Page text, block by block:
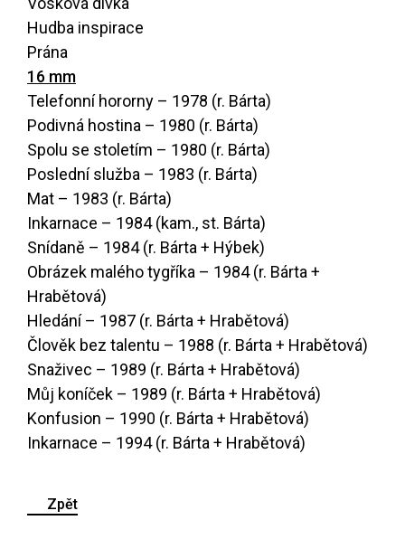
Hudba inspirace
Prána
16 mm
Telefonní hororny – 1978 (r. Bárta)
Podivná hostina – 1980 (r. Bárta)
Spolu se stoletím – 1980 (r. Bárta)
Poslední služba – 1983 (r. Bárta)
Mat – 1983 (r. Bárta)
Inkarnace – 1984 (kam., st. Bárta)
Snídaně – 1984 (r. Bárta + Hýbek)
Obrázek malého tygříka – 1984 (r. Bárta +
Hrabětová)
Hledání – 1987 (r. Bárta + Hrabětová)
Člověk bez talentu – 1988 (r. Bárta + Hrabětová)
Snaživec – 1989 (r. Bárta + Hrabětová)
Můj koníček – 1989 (r. Bárta + Hrabětová)
Konfusion – 1990 (r. Bárta + Hrabětová)
Inkarnace – 1994 (r. Bárta + Hrabětová)
Zpět